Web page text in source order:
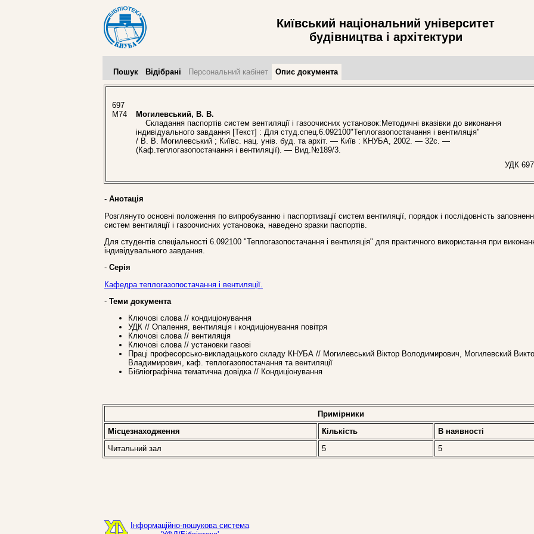
Київський національний університет
будівництва і архітектури
Пошук Відібрані Персональний кабінет Опис документа
697
М74
Могилевський, В. В.
Складання паспортів систем вентиляції і газоочисних установок:Методичні вказівки до виконання
індивідуального завдання [Текст] : Для студ.спец.6.092100"Теплогазопостачання і вентиляція"
/ В. В. Могилевський ; Київс. нац. унів. буд. та архіт. — Київ : КНУБА, 2002. — 32с. —
(Каф.теплогазопостачання і вентиляції). — Вид.№189/3.
УДК 697
- Анотація
Розглянуто основні положення по випробуванню і паспортизації систем вентиляції, порядок і послідовність
систем вентиляції і газоочисних установока, наведено зразки паспортів.
Для студентів спеціальності 6.092100 "Теплогазопостачання і вентиляція" для практичного використання при
індивідувального завдання.
- Серія
Кафедра теплогазопостачання і вентиляції.
- Теми документа
Ключові слова // кондиціонування
УДК // Опалення, вентиляція і кондиціонування повітря
Ключові слова // вентиляція
Ключові слова // установки газові
Праці професорcько-викладацького складу КНУБА // Могилевський Віктор Володимирович, Могилевский
Владимирович, каф. теплогазопостачання та вентиляції
Бібліографічна тематична довідка // Кондиціонування
Примірники
Місцезнаходження
Кількість
В наявностi
Читальний зал
5 5
Інформаційно-пошукова система